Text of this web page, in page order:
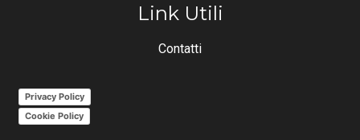
Link Utili
Contatti
Privacy Policy
Cookie Policy